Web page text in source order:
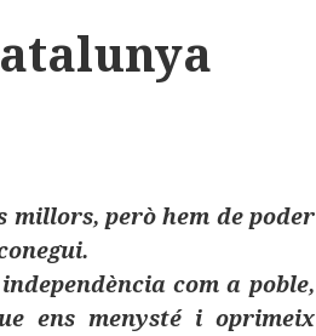
millors, però hem de poder
com a poble,
ens menysté i oprimeix